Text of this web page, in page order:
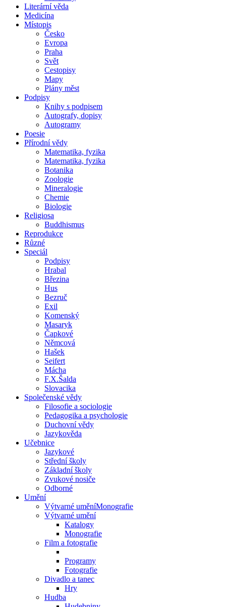
Literární věda
Medicína
Místopis
Česko
Evropa
Praha
Svět
Cestopisy
Mapy
Plány měst
Podpisy
Knihy s podpisem
Autografy, dopisy
Autogramy
Poesie
Přírodní vědy
Matematika, fyzika
Matematika, fyzika
Botanika
Zoologie
Mineralogie
Chemie
Biologie
Religiosa
Buddhismus
Reprodukce
Různé
Speciál
Podpisy
Hrabal
Březina
Hus
Bezruč
Exil
Komenský
Masaryk
Čapkové
Němcová
Hašek
Seifert
Mácha
F.X.Šalda
Slovacika
Společenské vědy
Filosofie a sociologie
Pedagogika a psychologie
Duchovní vědy
Jazykověda
Učebnice
Jazykové
Střední školy
Základní školy
Zvukové nosiče
Odborné
Umění
Výtvarné uměníMonografie
Výtvarné umění
Katalogy
Monografie
Film a fotografie
Programy
Fotografie
Divadlo a tanec
Hry
Hudba